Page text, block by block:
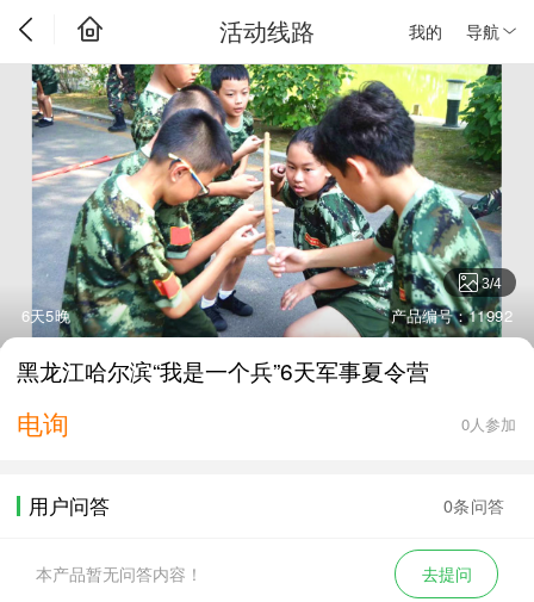
我的 导航
活动线路
3/4
6天5晚 产品编号：11992
黑龙江哈尔滨“我是一个兵”6天军事夏令营
电询 0人参加
用户问答 0条问答
本产品暂无问答内容！ 去提问